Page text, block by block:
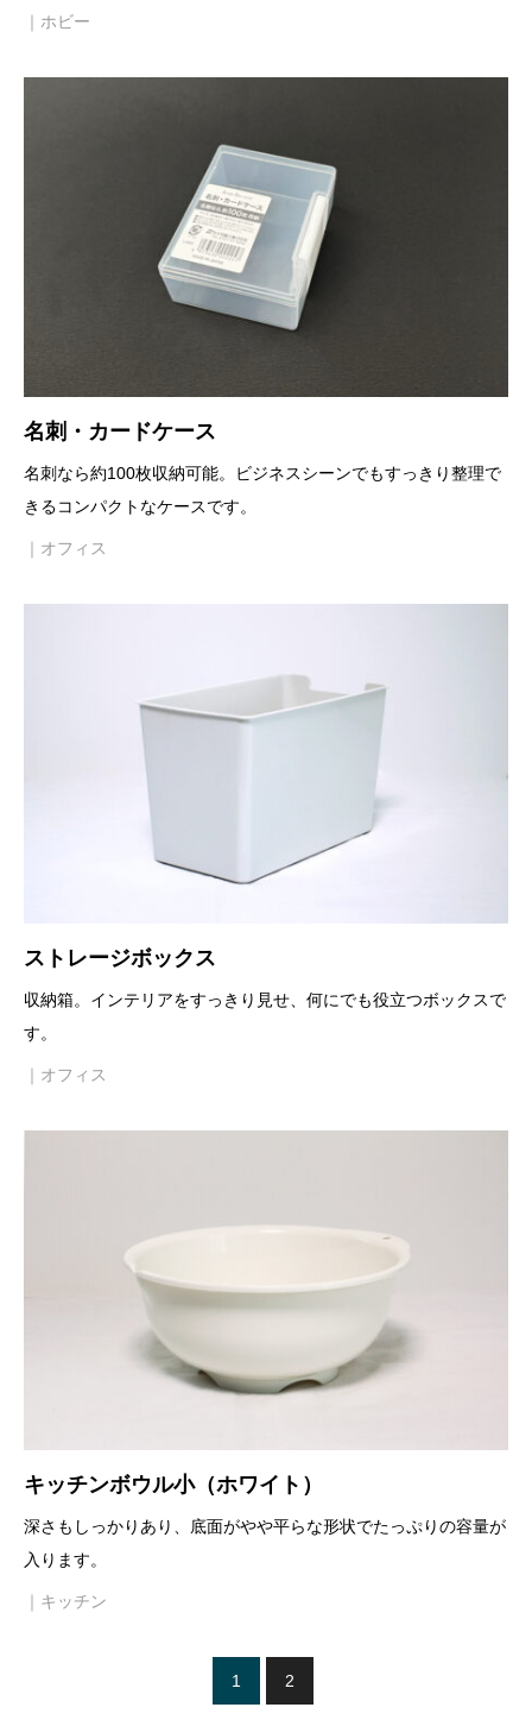
｜ホビー
名刺・カードケース
名刺なら約100枚収納可能。ビジネスシーンでもすっきり整理で
きるコンパクトなケースです。
｜オフィス
ストレージボックス
収納箱。インテリアをすっきり見せ、何にでも役立つボックスで
す。
｜オフィス
キッチンボウル小（ホワイト）
深さもしっかりあり、底面がやや平らな形状でたっぷりの容量が
入ります。
｜キッチン
1 2